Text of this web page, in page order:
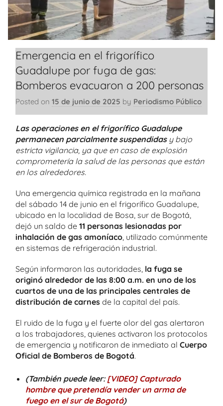
Emergencia en el frigorífico
Guadalupe por fuga de gas:
Bomberos evacuaron a 200 personas
Posted on 15 de junio de 2025 by Periodismo Público
Las operaciones en el frigorífico Guadalupe
permanecen parcialmente suspendidasy bajo
estricta vigilancia, ya que en caso de explosión
comprometería la salud de las personas que están
en los alrededores.
Una emergencia química registrada en la mañana
del sábado 14 de junio en el frigorífico Guadalupe,
ubicado en la localidad de Bosa, sur de Bogotá,
dejó un saldo de 11 personas lesionadas por
inhalación de gas amoníaco , utilizado comúnmente
en sistemas de refrigeración industrial.
Según informaron las autoridades, la fuga se
originó alrededor de las 8:00 a.m. en uno de los
cuartos de una de las principales centrales de
distribución de carnes de la capital del país.
El ruido de la fuga y el fuerte olor del gas alertaron
a los trabajadores, quienes activaron los protocolos
de emergencia y notificaron de inmediato al Cuerpo
Oficial de Bomberos de Bogotá.
(También puede leer: [VIDEO] Capturado
hombre que pretendía vender un arma de
fuego en el sur de Bogotá)